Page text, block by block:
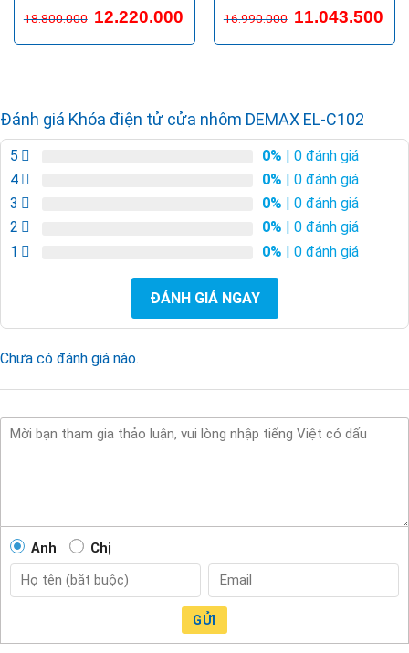
18.800.000 12.220.000 16.990.000 11.043.500
Đánh giá Khóa điện tử cửa nhôm DEMAX EL-C102
5 0% | 0 đánh giá
4
0% | 0 đánh giá
3
0% | 0 đánh giá
2
0% | 0 đánh giá
1
0% | 0 đánh giá
ĐÁNH GIÁ NGAY
Chưa có đánh giá nào.
Anh Chị
GỬI